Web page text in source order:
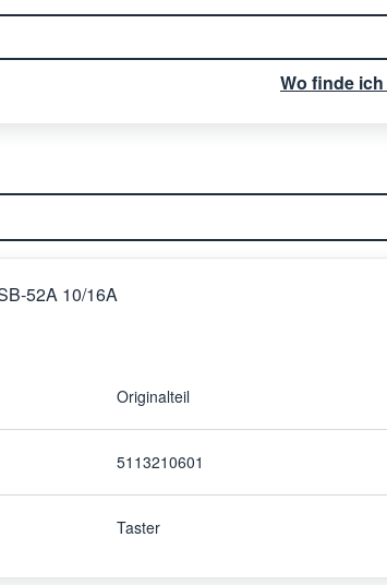
Wo finde
52A 10/16A
Originalteil
5113210601
Taster